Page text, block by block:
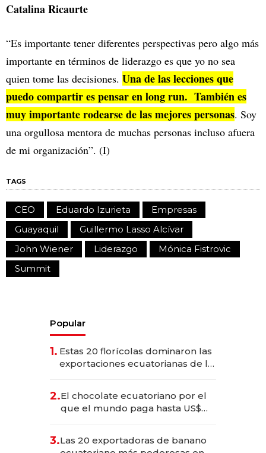
Catalina Ricaurte
“Es importante tener diferentes perspectivas pero algo más
importante en términos de liderazgo es que yo no sea
quien tome las decisiones. Una de las lecciones que
puedo compartir es pensar en long run. También es
muy importante rodearse de las mejores personas. Soy
una orgullosa mentora de muchas personas incluso afuera
de mi organización”. (I)
TAGS
CEO Eduardo Izurieta
Empresas
Guayaquil
Guillermo Lasso Alcívar
John Wiener
Liderazgo
Mónica Fistrovic
Summit
Popular
1. Estas 20 florícolas dominaron las
exportaciones ecuatorianas de la
2.El chocolate ecuatoriano por el
que el mundo paga hasta US$
3.Las 20 exportadoras de banano